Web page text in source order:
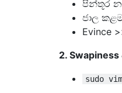
පින්තූර
ජාල
Evince
2.
sudo